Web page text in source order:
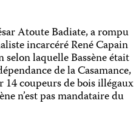
Atoute Badiate, a rompu
incarcéré René Capain
selon laquelle Bassène était
de la Casamance,
14 coupeurs de bois illégaux
n’est pas mandataire du